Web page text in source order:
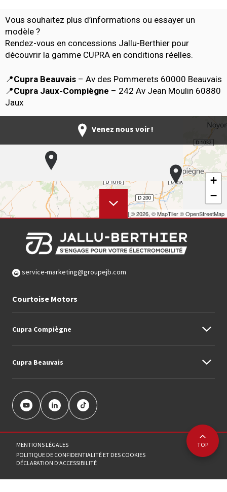
Vous souhaitez plus d’informations ou essayer un
modèle ?
Rendez-vous en concessions Jallu-Berthier pour
découvrir la gamme CUPRA en conditions réelles.
📍Cupra Beauvais – Av des Pommerets 60000 Beauvais
📍Cupra Jaux-Compiègne – 242 Av Jean Moulin 60880
Jaux
Venez nous voir !
+
−
| © 2026, © MapTiler© OpenStreetMap
service-marketing@groupejb.com
Courtoise Motors
Cupra Compiègne
242 Avenue Jean Moulin
03 44 90 71 28
Cupra Beauvais
MENTIONS LÉGALES
POLITIQUE DE CONFIDENTIALITÉ ET DES COOKIES
DÉCLARATION D’ACCESSIBILITÉ
TOP